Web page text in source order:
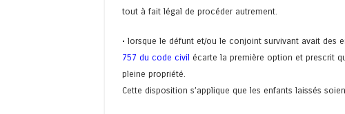
tout à fait légal de procéder autrement.
• lorsque le défunt et/ou le conjoint survivant avait des
757 du code civil écarte la première option et prescrit
pleine propriété.
Cette disposition s’applique que les enfants laissés